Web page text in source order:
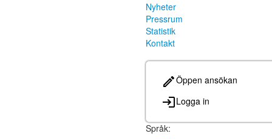
Nyheter
Pressrum
Statistik
Kontakt
Öppen ansökan
Logga in
Språk: